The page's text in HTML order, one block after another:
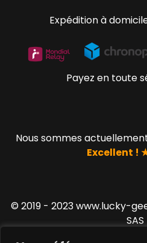
Expédition à
Payez en toute
Nous sommes
Excellent
© 2019 - 2023 www.lucky-
SAS